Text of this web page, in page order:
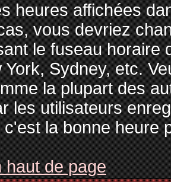
heures affichées
vous devriez
le fuseau horaire
York, Sydney, etc.
la plupart des
les utilisateurs
la bonne heure
haut de page